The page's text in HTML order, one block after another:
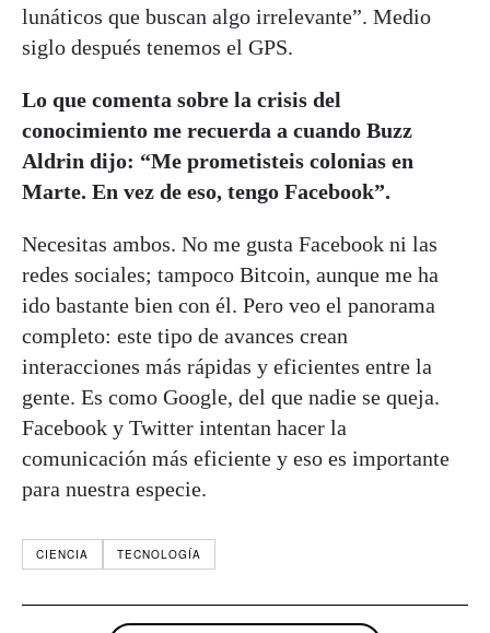
lunáticos que buscan algo irrelevante”. Medio
siglo después tenemos el GPS.
Lo que comenta sobre la crisis del
conocimiento me recuerda a cuando Buzz
Aldrin dijo: “Me prometisteis colonias en
Marte. En vez de eso, tengo Facebook”.
Necesitas ambos. No me gusta Facebook ni las
redes sociales; tampoco Bitcoin, aunque me ha
ido bastante bien con él. Pero veo el panorama
completo: este tipo de avances crean
interacciones más rápidas y eficientes entre la
gente. Es como Google, del que nadie se queja.
Facebook y Twitter intentan hacer la
comunicación más eficiente y eso es importante
para nuestra especie.
CIENCIA TECNOLOGÍA